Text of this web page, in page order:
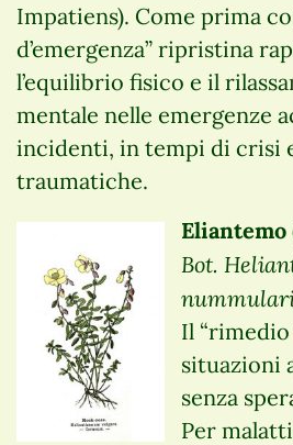
Impatiens). Come prima
d’emergenza” ripristina
l’equilibrio fisico e il
mentale nelle emergenze
incidenti, in tempi di crisi
traumatiche.
Eliantemo
Bot.
Il “rimedio
situazioni
senza
Per